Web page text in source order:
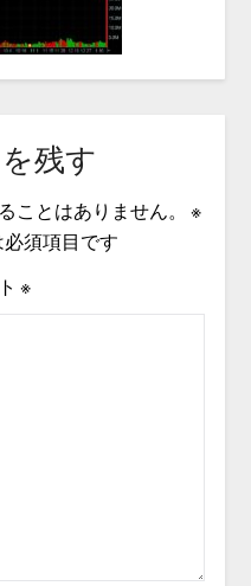
残す
ことはありません。
※
須項目です
※